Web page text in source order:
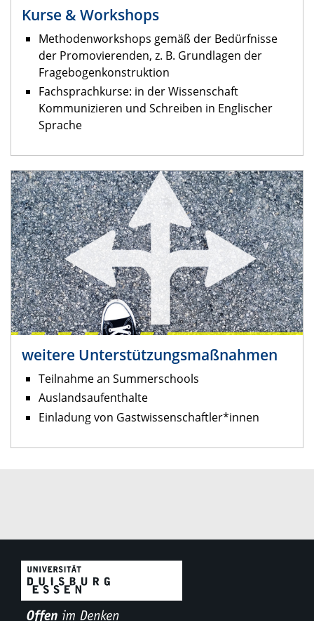
Kurse & Workshops
Methodenworkshops gemäß der Bedürfnisse
der Promovierenden, z. B. Grundlagen der
Fragebogenkonstruktion
Fachsprachkurse: in der Wissenschaft
Kommunizieren und Schreiben in Englischer
Sprache
weitere Unterstützungsmaßnahmen
Teilnahme an Summerschools
Auslandsaufenthalte
Einladung von Gastwissenschaftler*innen